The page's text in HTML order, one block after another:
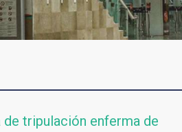
tripulación enferma de